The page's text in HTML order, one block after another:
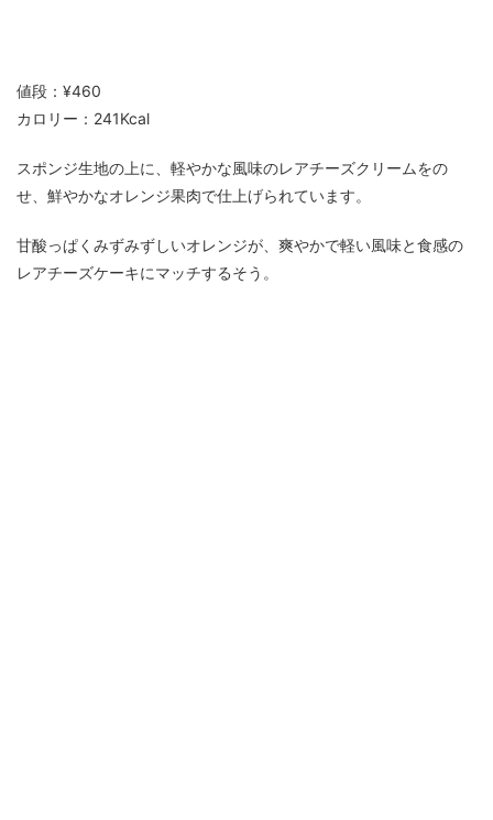
値段：¥460
カロリー：241Kcal
スポンジ生地の上に、軽やかな風味のレアチーズクリームをの
せ、鮮やかなオレンジ果肉で仕上げられています。
甘酸っぱくみずみずしいオレンジが、爽やかで軽い風味と食感の
レアチーズケーキにマッチするそう。